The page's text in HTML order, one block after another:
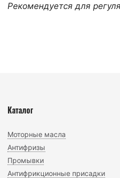
Рекомендуется для
Каталог
Моторные масла
Антифризы
Промывки
Антифрикционные присадки